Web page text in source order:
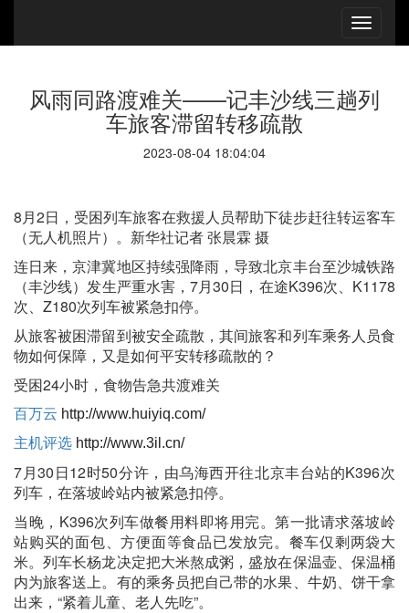
风雨同路渡难关——记丰沙线三趟列
车旅客滞留转移疏散
2023-08-04 18:04:04
8月2日，受困列车旅客在救援人员帮助下徒步赶往转运客车
（无人机照片）。新华社记者 张晨霖 摄
连日来，京津冀地区持续强降雨，导致北京丰台至沙城铁路
（丰沙线）发生严重水害，7月30日，在途K396次、K1178
次、Z180次列车被紧急扣停。
从旅客被困滞留到被安全疏散，其间旅客和列车乘务人员食
物如何保障，又是如何平安转移疏散的？
受困24小时，食物告急共渡难关
百万云 http://www.huiyiq.com/
主机评选 http://www.3il.cn/
7月30日12时50分许，由乌海西开往北京丰台站的K396次
列车，在落坡岭站内被紧急扣停。
当晚，K396次列车做餐用料即将用完。第一批请求落坡岭
站购买的面包、方便面等食品已发放完。餐车仅剩两袋大
米。列车长杨龙决定把大米熬成粥，盛放在保温壶、保温桶
内为旅客送上。有的乘务员把自己带的水果、牛奶、饼干拿
出来，“紧着儿童、老人先吃”。